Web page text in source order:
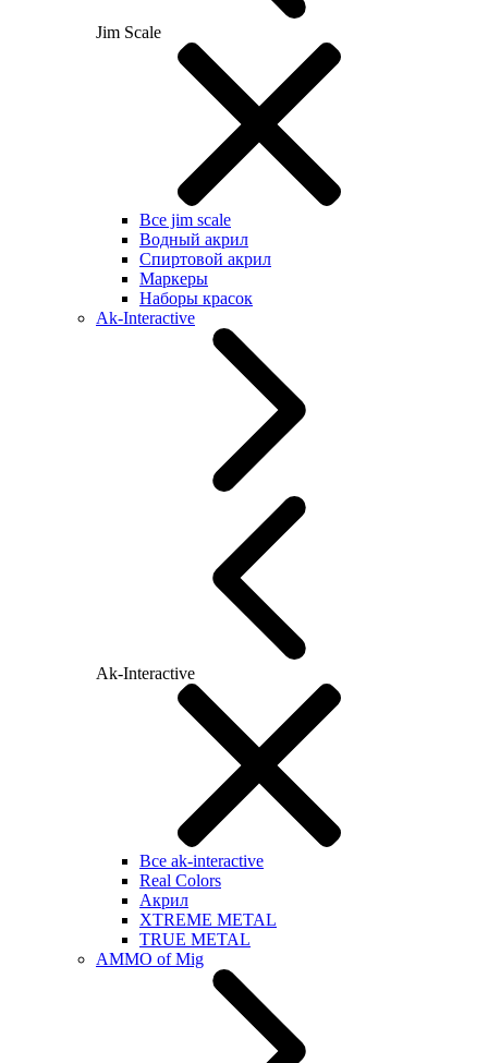
Jim Scale
Все jim scale
Водный акрил
Спиртовой акрил
Маркеры
Наборы красок
Ak-Interactive
Ak-Interactive
Все ak-interactive
Real Colors
Акрил
XTREME METAL
TRUE METAL
AMMO of Mig